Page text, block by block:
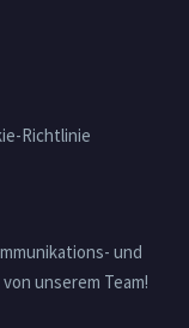
Richtlinie
und
unserem Team!